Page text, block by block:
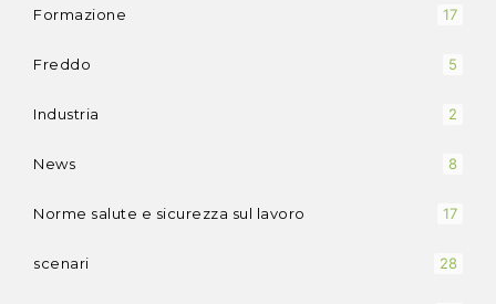
Formazione 17
Freddo 5
Industria 2
News 8
Norme salute e sicurezza sul lavoro 17
scenari 28